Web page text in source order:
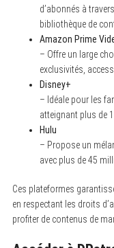
d’abonnés à
bibliothèque de
Amazon Prime
– Offre un large
exclusivités,
Disney+
– Idéale pour les
atteignant plus de
Hulu
– Propose un
avec plus de 45
Ces plateformes
en respectant les droits
profiter de contenus de